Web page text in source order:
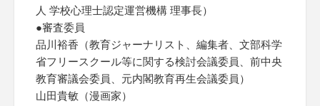
人 学校心理士認定運営機構 理事長）
●審査委員
品川裕香（教育ジャーナリスト、編集者、文部科学
省フリースクール等に関する検討会議委員、前中央
教育審議会委員、元内閣教育再生会議委員）
山田貴敏（漫画家）